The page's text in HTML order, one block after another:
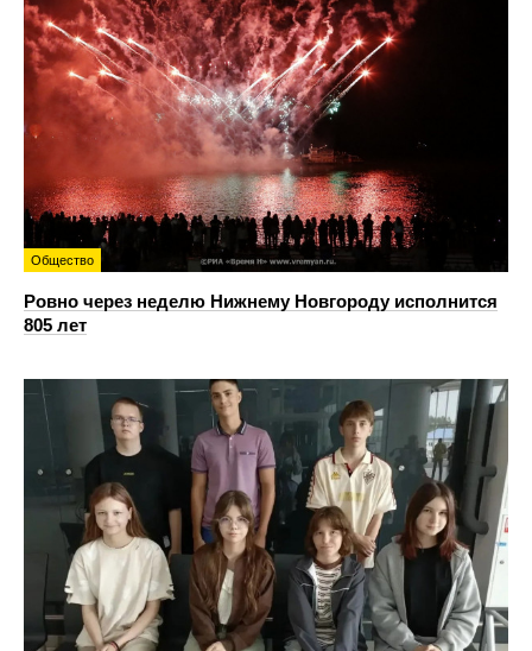
Общество
Ровно через неделю Нижнему Новгороду исполнится
805 лет